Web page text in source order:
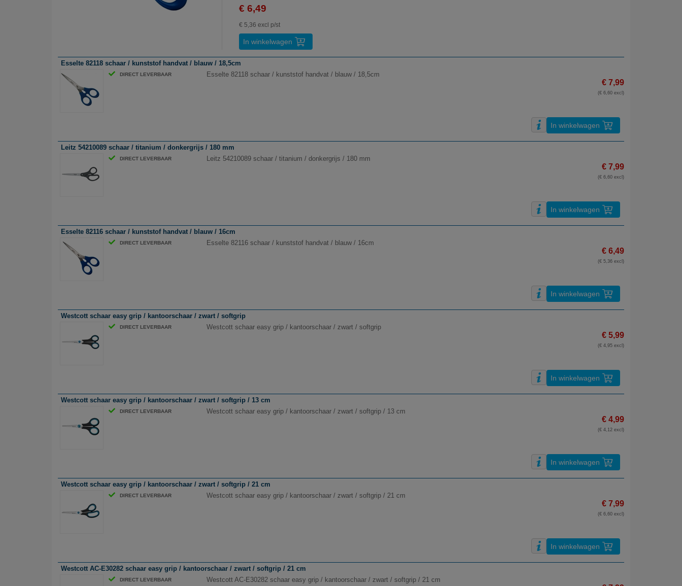
€ 6,49
€ 5,36 excl p/st
In winkelwagen
Esselte 82118 schaar / kunststof handvat / blauw / 18,5cm
DIRECT LEVERBAAR Esselte 82118 schaar / kunststof handvat / blauw / 18,5cm
€ 7,99
(€ 6,60 excl)
In winkelwagen
Leitz 54210089 schaar / titanium / donkergrijs / 180 mm
DIRECT LEVERBAAR Leitz 54210089 schaar / titanium / donkergrijs / 180 mm
€ 7,99
(€ 6,60 excl)
In winkelwagen
Esselte 82116 schaar / kunststof handvat / blauw / 16cm
DIRECT LEVERBAAR Esselte 82116 schaar / kunststof handvat / blauw / 16cm
€ 6,49
(€ 5,36 excl)
In winkelwagen
Westcott schaar easy grip / kantoorschaar / zwart / softgrip
DIRECT LEVERBAAR Westcott schaar easy grip / kantoorschaar / zwart / softgrip
€ 5,99
(€ 4,95 excl)
In winkelwagen
Westcott schaar easy grip / kantoorschaar / zwart / softgrip / 13 cm
DIRECT LEVERBAAR Westcott schaar easy grip / kantoorschaar / zwart / softgrip / 13 cm
€ 4,99
(€ 4,12 excl)
In winkelwagen
Westcott schaar easy grip / kantoorschaar / zwart / softgrip / 21 cm
DIRECT LEVERBAAR Westcott schaar easy grip / kantoorschaar / zwart / softgrip / 21 cm
€ 7,99
(€ 6,60 excl)
In winkelwagen
Westcott AC-E30282 schaar easy grip / kantoorschaar / zwart / softgrip / 21 cm
DIRECT LEVERBAAR Westcott AC-E30282 schaar easy grip / kantoorschaar / zwart / softgrip / 21 cm